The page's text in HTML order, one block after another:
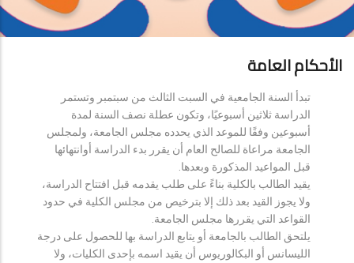
الأحكام العامة
تبدأ السنة الجامعية في السبت الثالث من سبتمبر وتستمر
الدراسة ثلاثين أسبوعيًا، وتكون عطلة نصف السنة لمدة
أسبوعين وفقًا للموعد الذي يحدده مجلس الجامعة، ولمجلس
الجامعة مراعاة للصالح العام أن يقرر بدء الدراسة أوانتهائها
قبل المواعيد المذكورة وبعدها.
يقيد الطالب بالكلية بناءً على طلب يقدمه قبل افتتاح الدراسة،
ولا يجوز القيد بعد ذلك إلا بترخيص من مجلس الكلية في حدود
القواعد التي يقررها مجلس الجامعة.
يلتحق الطالب بالجامعة أو يتابع الدراسة بها للحصول على درجة
الليسانس أو البكالوريوس أن يقيد اسمه بإحدى الكليات، ولا